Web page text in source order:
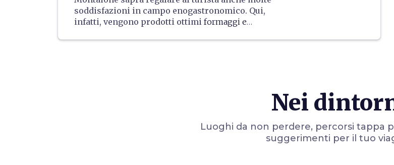
soddisfazioni in campo enogastronomico. Qui,
infatti, vengono prodotti ottimi formaggi e
acquistare nelle botteghe del paese. Montaione è
Nei
Luoghi da non perdere, percorsi tappa
suggerimenti per il tuo